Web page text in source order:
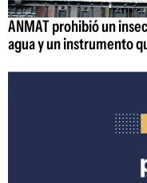
ANMAT prohibió un
agua y un instrumento